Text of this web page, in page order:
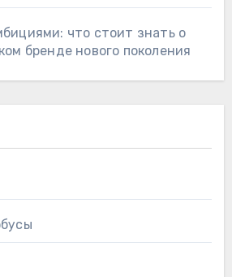
что стоит знать о
бренде нового поколения